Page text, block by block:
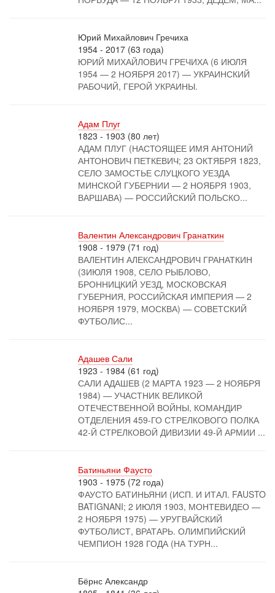
Юрий Михайлович Гречиха
1954 - 2017 (63 года)
ЮРИЙ МИХАЙЛОВИЧ ГРЕЧИХА (6 ИЮЛЯ
1954 — 2 НОЯБРЯ 2017) — УКРАИНСКИЙ
РАБОЧИЙ, ГЕРОЙ УКРАИНЫ.
Адам Плуг
1823 - 1903 (80 лет)
АДАМ ПЛУГ (НАСТОЯЩЕЕ ИМЯ АНТОНИЙ
АНТОНОВИЧ ПЕТКЕВИЧ; 23 ОКТЯБРЯ 1823,
СЕЛО ЗАМОСТЬЕ СЛУЦКОГО УЕЗДА
МИНСКОЙ ГУБЕРНИИ — 2 НОЯБРЯ 1903,
ВАРШАВА) — РОССИЙСКИЙ ПОЛЬСКО...
Валентин Александрович Гранаткин
1908 - 1979 (71 год)
ВАЛЕНТИН АЛЕКСАНДРОВИЧ ГРАНАТКИН
(3ИЮЛЯ 1908, СЕЛО РЫБЛОВО,
БРОННИЦКИЙ УЕЗД, МОСКОВСКАЯ
ГУБЕРНИЯ, РОССИЙСКАЯ ИМПЕРИЯ — 2
НОЯБРЯ 1979, МОСКВА) — СОВЕТСКИЙ
ФУТБОЛИС...
Адашев Сали
1923 - 1984 (61 год)
САЛИ АДАШЕВ (2 МАРТА 1923 — 2 НОЯБРЯ
1984) — УЧАСТНИК ВЕЛИКОЙ
ОТЕЧЕСТВЕННОЙ ВОЙНЫ, КОМАНДИР
ОТДЕЛЕНИЯ 459-ГО СТРЕЛКОВОГО ПОЛКА
42-Й СТРЕЛКОВОЙ ДИВИЗИИ 49-Й АРМИИ ...
Батиньяни Фаусто
1903 - 1975 (72 года)
ФАУСТО БАТИНЬЯНИ (ИСП. И ИТАЛ. FAUSTO
BATIGNANI; 2 ИЮЛЯ 1903, МОНТЕВИДЕО —
2 НОЯБРЯ 1975) — УРУГВАЙСКИЙ
ФУТБОЛИСТ, ВРАТАРЬ. ОЛИМПИЙСКИЙ
ЧЕМПИОН 1928 ГОДА (НА ТУРН...
Бёрнс Александр